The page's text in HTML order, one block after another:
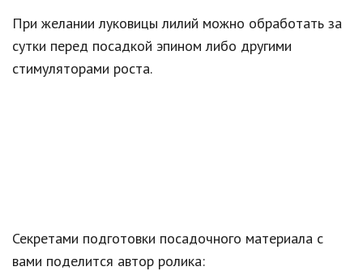
При желании луковицы лилий можно обработать за
сутки перед посадкой эпином либо другими
стимуляторами роста.
Секретами подготовки посадочного материала с
вами поделится автор ролика: